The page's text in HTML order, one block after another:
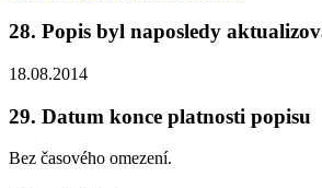
28. Popis byl naposledy
18.08.2014
29. Datum konce platnosti popisu
Bez časového omezení.